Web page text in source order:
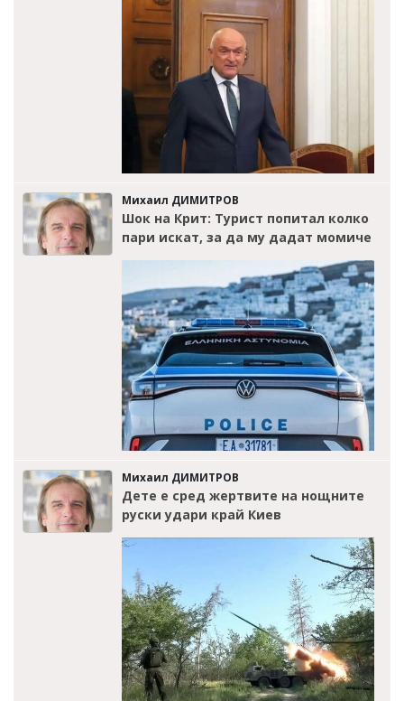
Михаил ДИМИТРОВ
Шок на Крит: Турист попитал колко
пари искат, за да му дадат момиче
Михаил ДИМИТРОВ
Дете е сред жертвите на нощните
руски удари край Киев